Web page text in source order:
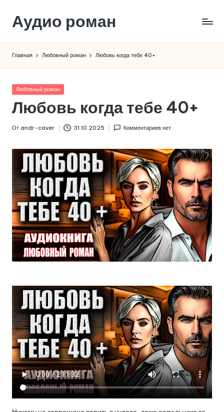
Перейти
содержимому
Аудио роман
Главная Любовный роман Любовь когда тебе 40+
Опубликовано
Любовный роман
Любовь когда тебе 40+
От andr-caver 31.10.2025 Комментариев нет